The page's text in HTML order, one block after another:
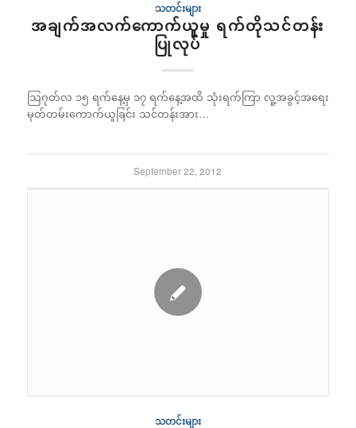
သတင်းများ
အချက်အလက်ကောက်ယူမှု ရက်တိုသင်တန်း
ပြုလုပ်
သြဂုတ်လ ၁၅ ရက်နေ့မှ ၁၇ ရက်နေ့အထိ သုံးရက်ကြာ လူ့အခွင့်အရေး
မှတ်တမ်းကောက်ယူခြင်း သင်တန်းအား…
September 22, 2012
သတင်းများ